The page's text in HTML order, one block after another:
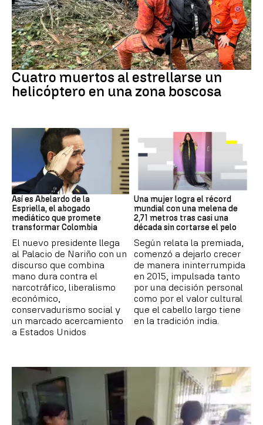
brasil
Cuatro muertos al estrellarse un
helicóptero en una zona boscosa
Colombia
Así es Abelardo de la
Espriella, el abogado
mediático que promete
transformar Colombia
El nuevo presidente llega
al Palacio de Nariño con un
discurso que combina
mano dura contra el
narcotráfico, liberalismo
económico,
conservadurismo social y
un marcado acercamiento
a Estados Unidos
RÉCORD GUINNESS
Una mujer logra el récord
mundial con una melena de
2,71 metros tras casi una
década sin cortarse el pelo
Según relata la premiada,
comenzó a dejarlo crecer
de manera ininterrumpida
en 2015, impulsada tanto
por una decisión personal
como por el valor cultural
que el cabello largo tiene
en la tradición india.